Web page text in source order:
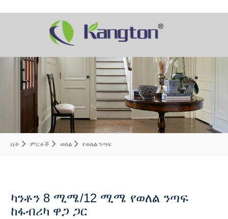
ቤት ምርቶች ወለል የወለል ንጣፍ
ካንቶን 8 ሚሜ/12 ሚሜ የወለል ንጣፍ
ከፋብሪካ ዋጋ ጋር